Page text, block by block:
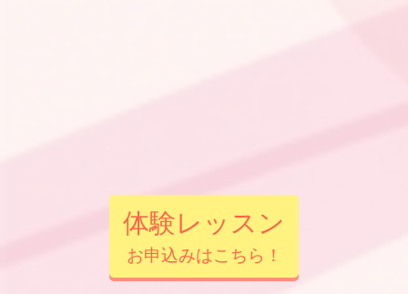
体験レッスン
お申込みはこちら！